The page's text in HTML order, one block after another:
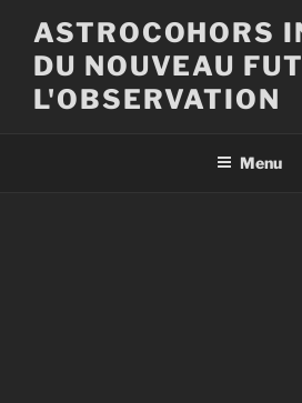
contenu
principal
ASTROCOHORS
DU NOUVEAU
L'OBSERVATION
Menu